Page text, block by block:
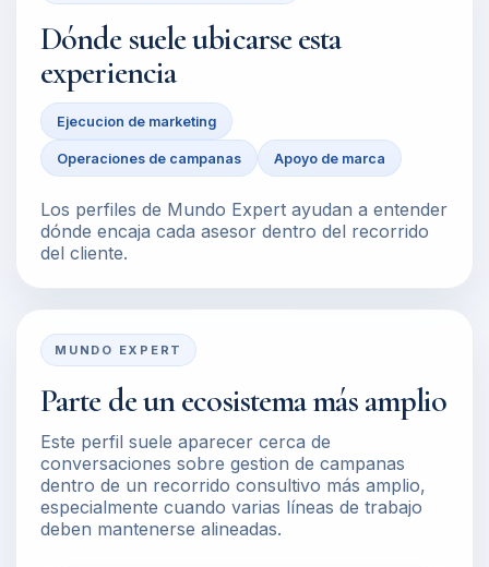
Dónde suele ubicarse esta
experiencia
Ejecucion de marketing
Operaciones de campanas Apoyo de marca
Los perfiles de Mundo Expert ayudan a entender
dónde encaja cada asesor dentro del recorrido
del cliente.
MUNDO EXPERT
Parte de un ecosistema más amplio
Este perfil suele aparecer cerca de
conversaciones sobre gestion de campanas
dentro de un recorrido consultivo más amplio,
especialmente cuando varias líneas de trabajo
deben mantenerse alineadas.